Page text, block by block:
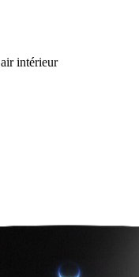
intérieur